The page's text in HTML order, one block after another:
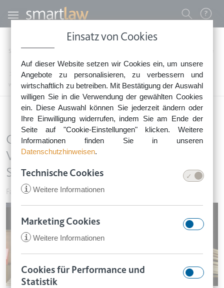
Einsatz von Cookies
Auf dieser Website setzen wir Cookies ein, um unsere
Angebote zu personalisieren, zu verbessern und
wirtschaftlich zu betreiben. Mit Bestätigung der Auswahl
willigen Sie in die Verwendung der gewählten Cookies
ein. Diese Auswahl können Sie jederzeit ändern oder
Ihre Einwilligung widerrufen, indem Sie am Ende der
Seite auf "Cookie-Einstellungen" klicken. Weitere
Informationen finden Sie in unseren
Datenschutzhinweisen.
Technische Cookies
i Weitere Informationen
CookieConsent
Marketing Cookies
i Weitere Informationen
Cookies für Performance und
Statistik
Direkt zum Inhalt
0800 - 268 4 268 (kostenfrei)
Sie erreichen unser Service-Team:
Montag bis Freitag: 8-18 Uhr
Keine Rechtsberatung.
Benutzermenü
Startseite Familie & Vorsorge
Gerichtlich bestellter Betreuer kann Vorsorgevollmacht des Schwiegersohns
widerrufen
Gerichtlich bestellter Betreuer kann
Vorsorgevollmacht des
Schwiegersohns widerrufen
Familie & Vorsorge • 25. Februar 2019
Image